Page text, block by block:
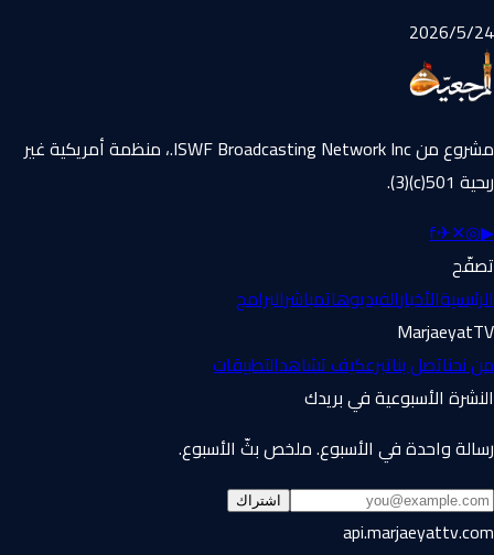
24‏/5‏/2026
مشروع من ISWF Broadcasting Network Inc.، منظمة أمريكية غير
ربحية 501(c)(3).
▶
◎
✕
✈
f
تصفّح
الرئيسيةالأخبارالفيديوهاتمباشرالبرامج
MarjaeyatTV
من نحناتصل بناتبرعكيف تشاهدالتطبيقات
النشرة الأسبوعية في بريدك
رسالة واحدة في الأسبوع. ملخص بثّ الأسبوع.
اشتراك
api.marjaeyattv.com